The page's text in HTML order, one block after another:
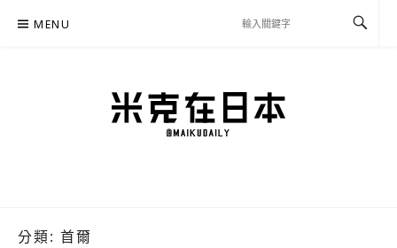
MENU
分類: 首爾